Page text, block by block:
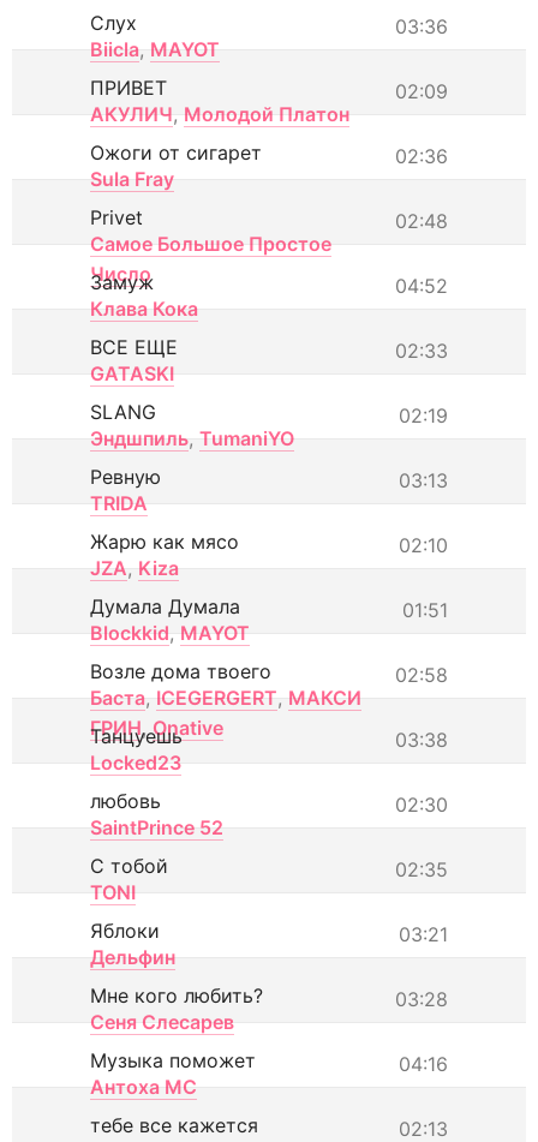
03:36
Слух
Biicla, MAYOT
02:09
ПРИВЕТ
АКУЛИЧ, Молодой Платон
02:36
Ожоги от сигарет
Sula Fray
02:48
Privet
Самое Большое Простое
Число
04:52
Замуж
Клава Кока
02:33
ВСЕ ЕЩЕ
GATASKI
02:19
SLANG
Эндшпиль, TumaniYO
03:13
Ревную
TRIDA
02:10
Жарю как мясо
JZA, Kiza
01:51
Думала Думала
Blockkid, MAYOT
02:58
Возле дома твоего
Баста, ICEGERGERT, МАКСИ
ГРИН, Onative 03:38
Танцуешь
Locked23
02:30
любовь
SaintPrince 52
02:35
С тобой
TONI
03:21
Яблоки
Дельфин
03:28
Мне кого любить?
Сеня Слесарев
04:16
Музыка поможет
Антоха МС
02:13
тебе все кажется